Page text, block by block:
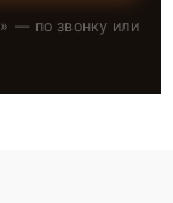
» — по звонку или